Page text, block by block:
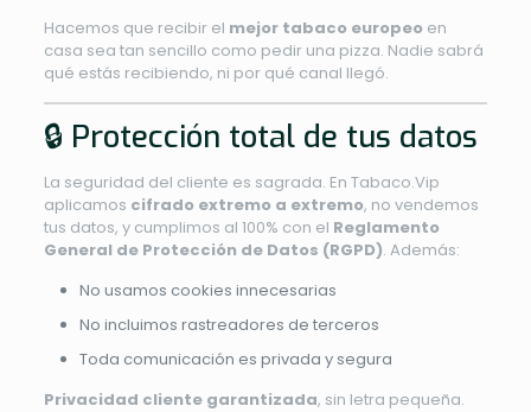
Hacemos que recibir el mejor tabaco europeo en
casa sea tan sencillo como pedir una pizza. Nadie sabrá
qué estás recibiendo, ni por qué canal llegó.
🔒 Protección total de tus datos
La seguridad del cliente es sagrada. En Tabaco.Vip
aplicamos cifrado extremo a extremo, no vendemos
tus datos, y cumplimos al 100% con el Reglamento
General de Protección de Datos (RGPD). Además:
No usamos cookies innecesarias
No incluimos rastreadores de terceros
Toda comunicación es privada y segura
Privacidad cliente garantizada, sin letra pequeña.